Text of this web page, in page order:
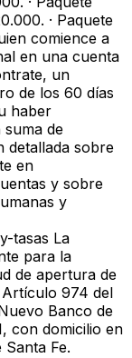
· Paquete
comience a
en una cuenta
un
de los 60 días
haber
de
detallada sobre
en
y sobre
y
tasas La
para la
de apertura de
974 del
Banco de
con domicilio en
Fe.